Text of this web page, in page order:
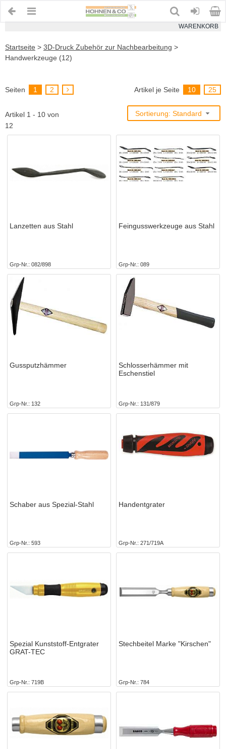
WARENKORB
Startseite > 3D-Druck Zubehör zur Nachbearbeitung >
Handwerkzeuge (12)
Seiten 1 2 Artikel je Seite 10 25
Artikel 1 - 10 von
12
Sortierung: Standard
Lanzetten aus Stahl
Grp-Nr. 082/898
Feingusswerkzeuge aus Stahl
Grp-Nr. 089
Gussputzhämmer
Grp-Nr. 132
Schlosserhämmer mit
Eschenstiel
Grp-Nr. 131/879
Schaber aus Spezial-Stahl
Grp-Nr. 593
Handentgrater
Grp-Nr. 271/719A
Spezial Kunststoff-Entgrater
GRAT-TEC
Grp-Nr. 719B
Stechbeitel Marke "Kirschen"
Grp-Nr. 784